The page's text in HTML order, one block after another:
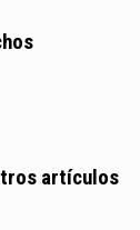
artículos